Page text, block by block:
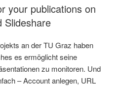
your publications on
Slideshare
an der TU Graz haben
es ermöglicht seine
zu monitoren. Und
– Account anlegen, URL